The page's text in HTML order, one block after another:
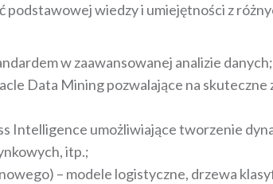
wiedzy i umiejętności z
w zaawansowanej analizie danych;
Data Mining pozwalające na
Intelligence umożliwiające tworzenie
itp.;
– modele logistyczne, drzewa